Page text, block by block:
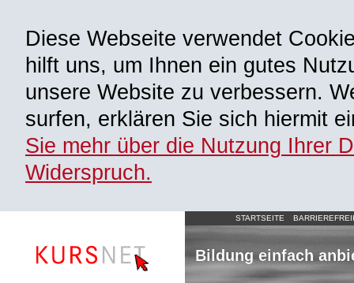
Diese Webseite verwendet
hilft uns, um Ihnen ein gutes
unsere Website zu verbessern.
surfen, erklären Sie sich hiermit
Sie mehr über die Nutzung Ihrer
Widerspruch.
STARTSEITE
Bildung einfach